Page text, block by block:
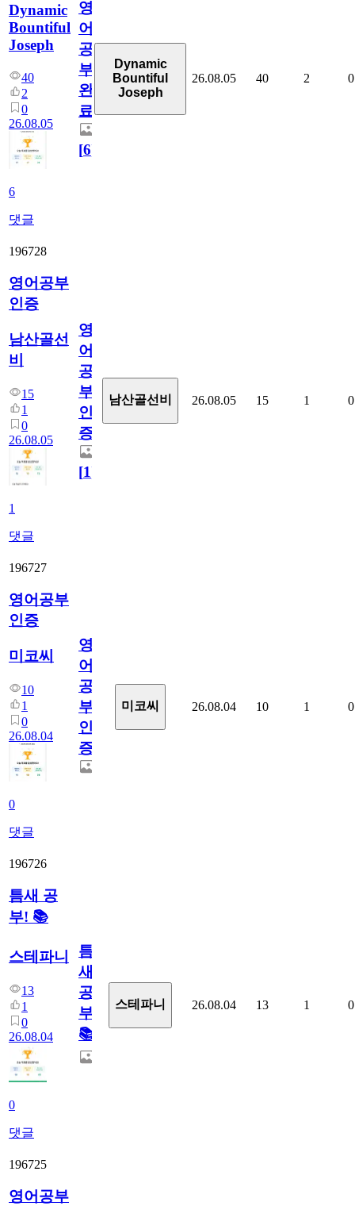
Dynamic
Bountiful
Joseph
40
2
0
26.08.05
6
댓글
영
어
공
부
완
료
[6]
Dynamic
Bountiful
Joseph
26.08.05 40 2 0
196728
영어공부
인증
남산골선
비
15
1
0
26.08.05
1
댓글
영
어
공
부
인
증
[1]
남산골선비 26.08.05 15 1 0
196727
영어공부
인증
미코씨
10
1
0
26.08.04
0
댓글
영
어
공
부
인
증
미코씨 26.08.04 10 1 0
196726
틈새 공
부! 📚
스테파니
13
1
0
26.08.04
0
댓글
틈
새
공
부!
📚
스테파니 26.08.04 13 1 0
196725
영어공부